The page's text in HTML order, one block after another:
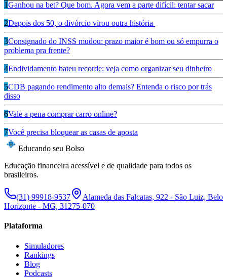
1Ganhou na bet? Que bom. Agora vem a parte difícil: tentar sacar
2Depois dos 50, o divórcio virou outra história
3Consignado do INSS mudou: prazo maior é bom ou só empurra o
problema pra frente?
4Endividamento bateu recorde: veja como organizar seu dinheiro
5CDB pagando rendimento alto demais? Entenda o risco por trás
disso
6Vale a pena comprar carro online?
7Você precisa bloquear as casas de aposta
Educando seu Bolso
Educação financeira acessível e de qualidade para todos os
brasileiros.
(31) 99918-9537
Alameda das Falcatas, 922 - São Luiz, Belo
Horizonte - MG, 31275-070
Plataforma
Simuladores
Rankings
Blog
Podcasts